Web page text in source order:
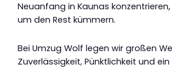
Neuanfang in Kaunas
um den Rest kümmern.
Bei Umzug Wolf legen wir großen
Zuverlässigkeit, Pünktlichkeit und